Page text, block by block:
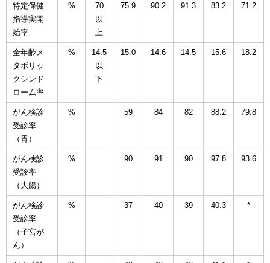
特定保健
指導実開
始率
%
70
以
上
75.9 90.2 91.3 83.2 71.2
全年齢メ
タボリッ
クシンド
ローム率
%
14.5
以
下
15.0 14.6 14.5 15.6 18.2
がん検診
受診率
（胃）
% 59 84 82 88.2 79.8
がん検診
受診率
（大腸）
% 90 91 90 97.8 93.6
がん検診
受診率
（子宮が
ん）
% 37 40 39 40.3 *